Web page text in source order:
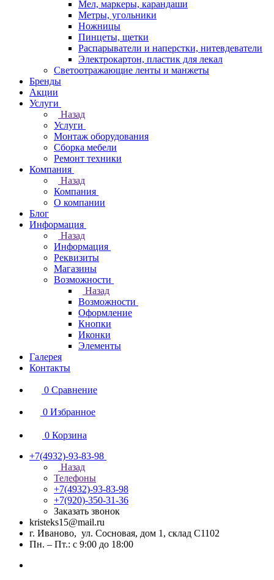
Мел, маркеры, карандаши
Метры, угольники
Ножницы
Пинцеты, щетки
Распарыватели и наперстки, нитевдеватели
Электрокартон, пластик для лекал
Светоотражающие ленты и манжеты
Бренды
Акции
Услуги
Назад
Услуги
Монтаж оборудования
Сборка мебели
Ремонт техники
Компания
Назад
Компания
О компании
Блог
Информация
Назад
Информация
Реквизиты
Магазины
Возможности
Назад
Возможности
Оформление
Кнопки
Иконки
Элементы
Галерея
Контакты
0 Сравнение
0 Избранное
0 Корзина
+7(4932)-93-83-98
Назад
Телефоны
+7(4932)-93-83-98
+7(920)-350-31-36
Заказать звонок
kristeks15@mail.ru
г. Иваново, ул. Сосновая, дом 1, склад С1102
Пн. – Пт.: с 9:00 до 18:00